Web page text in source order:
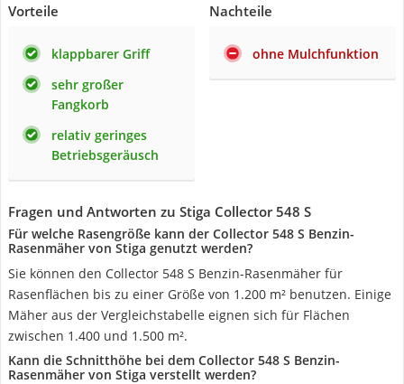
Vorteile
klappbarer Griff
sehr großer
Fangkorb
relativ geringes
Betriebsgeräusch
Nachteile
ohne Mulchfunktion
Fragen und Antworten zu Stiga Collector 548 S
Für welche Rasengröße kann der Collector 548 S Benzin-
Rasenmäher von Stiga genutzt werden?
Sie können den Collector 548 S Benzin-Rasenmäher für
Rasenflächen bis zu einer Größe von 1.200 m² benutzen. Einige
Mäher aus der Vergleichstabelle eignen sich für Flächen
zwischen 1.400 und 1.500 m².
Kann die Schnitthöhe bei dem Collector 548 S Benzin-
Rasenmäher von Stiga verstellt werden?